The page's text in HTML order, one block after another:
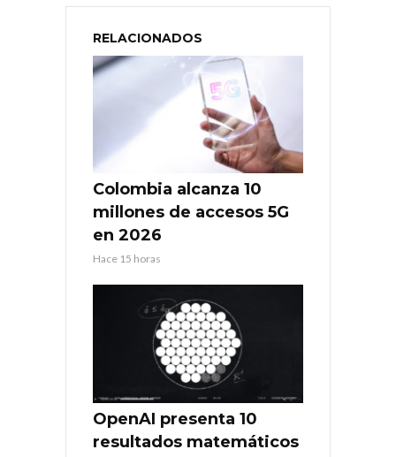
RELACIONADOS
Colombia alcanza 10
millones de accesos 5G
en 2026
Hace 15 horas
OpenAI presenta 10
resultados matemáticos